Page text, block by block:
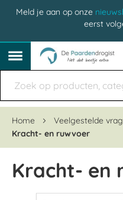
Meld je aan op onze
eerst
Home Veelgestelde
Kracht- en ruwvoer
Kracht- en